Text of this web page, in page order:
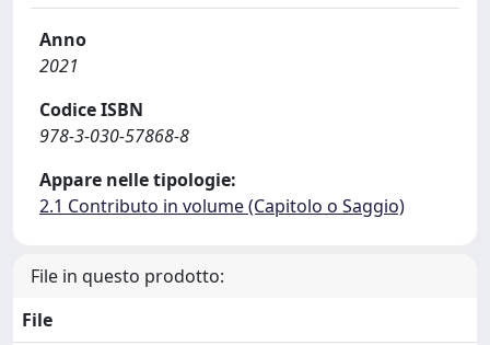
Anno
2021
Codice ISBN
978-3-030-57868-8
Appare nelle tipologie:
2.1 Contributo in volume (Capitolo o Saggio)
File in questo prodotto:
File